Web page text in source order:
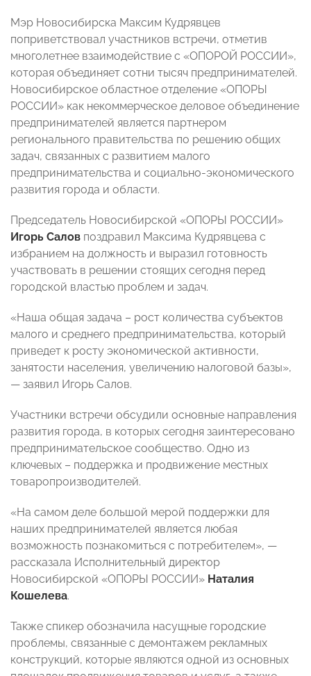
Мэр Новосибирска Максим Кудрявцев
поприветствовал участников встречи, отметив
многолетнее взаимодействие с «ОПОРОЙ РОССИИ»,
которая объединяет сотни тысяч предпринимателей.
Новосибирское областное отделение «ОПОРЫ
РОССИИ» как некоммерческое деловое объединение
предпринимателей является партнером
регионального правительства по решению общих
задач, связанных с развитием малого
предпринимательства и социально-экономического
развития города и области.
Председатель Новосибирской «ОПОРЫ РОССИИ»
Игорь Салов поздравил Максима Кудрявцева с
избранием на должность и выразил готовность
участвовать в решении стоящих сегодня перед
городской властью проблем и задач.
«Наша общая задача – рост количества субъектов
малого и среднего предпринимательства, который
приведет к росту экономической активности,
занятости населения, увеличению налоговой базы»,
— заявил Игорь Салов.
Участники встречи обсудили основные направления
развития города, в которых сегодня заинтересовано
предпринимательское сообщество. Одно из
ключевых – поддержка и продвижение местных
товаропроизводителей.
«На самом деле большой мерой поддержки для
наших предпринимателей является любая
возможность познакомиться с потребителем», —
рассказала Исполнительный директор
Новосибирской «ОПОРЫ РОССИИ» Наталия
Кошелева.
Также спикер обозначила насущные городские
проблемы, связанные с демонтажем рекламных
конструкций, которые являются одной из основных